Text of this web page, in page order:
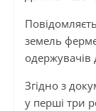
земель
одержувачів
Згідно з
у перші три